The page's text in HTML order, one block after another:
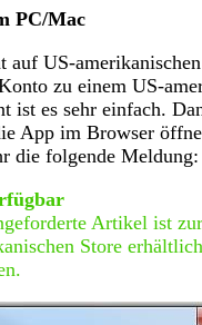
PC/Mac
auf US-
zu einem US-
ist es sehr einfach.
App im Browser
die folgende Meldung:
Artikel ist
Store